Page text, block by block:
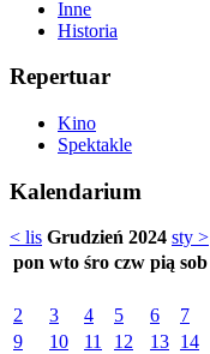
Inne
Historia
Repertuar
Kino
Spektakle
Kalendarium
< lis Grudzień 2024 sty >
pon wto śro czw pią sob
2
3 4 5 6 7
9
10 11 12 13 14